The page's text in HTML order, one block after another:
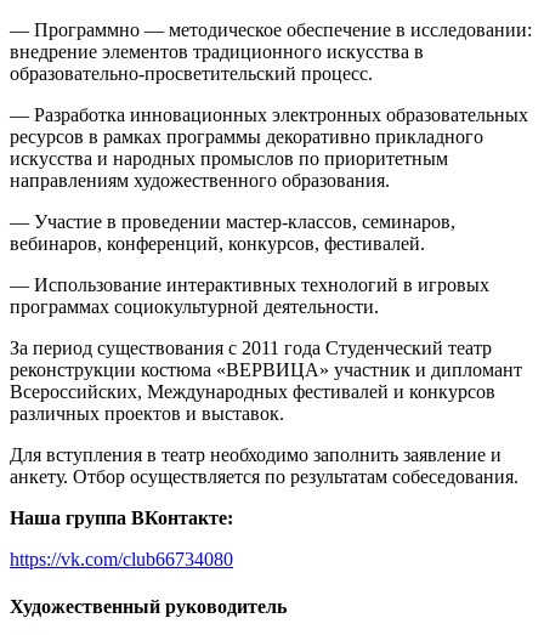
— Программно — методическое обеспечение в исследовании:
внедрение элементов традиционного искусства в
образовательно-просветительский процесс.
— Разработка инновационных электронных образовательных
ресурсов в рамках программы декоративно прикладного
искусства и народных промыслов по приоритетным
направлениям художественного образования.
— Участие в проведении мастер-классов, семинаров,
вебинаров, конференций, конкурсов, фестивалей.
— Использование интерактивных технологий в игровых
программах социокультурной деятельности.
За период существования с 2011 года Студенческий театр
реконструкции костюма «ВЕРВИЦА» участник и дипломант
Всероссийских, Международных фестивалей и конкурсов
различных проектов и выставок.
Для вступления в театр необходимо заполнить заявление и
анкету. Отбор осуществляется по результатам собеседования.
Наша группа ВКонтакте:
https://vk.com/club66734080
Художественный руководитель